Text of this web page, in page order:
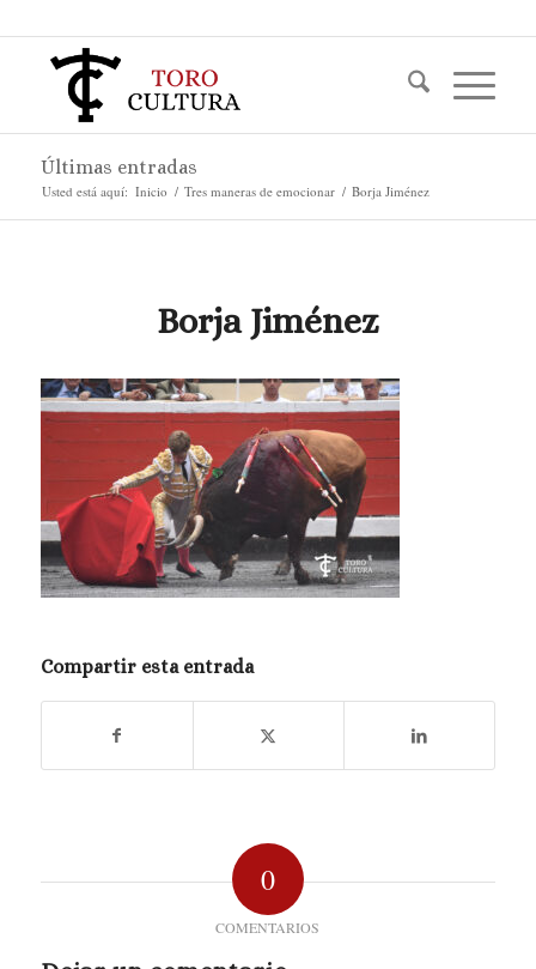
Últimas entradas
Usted está aquí: Inicio / Tres maneras de emocionar / Borja Jiménez
Borja Jiménez
Compartir esta entrada
0
COMENTARIOS